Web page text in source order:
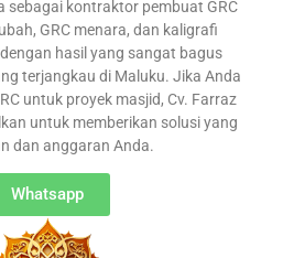
sebagai kontraktor pembuat GRC
GRC menara, dan kaligrafi
hasil yang sangat bagus
terjangkau di Maluku. Jika Anda
untuk proyek masjid, Cv. Farraz
untuk memberikan solusi yang
dan anggaran Anda.
Whatsapp